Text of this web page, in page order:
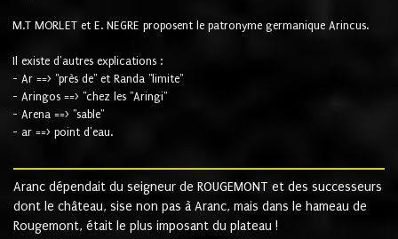
M.T MORLET et E. NEGRE proposent le patronyme germanique Arincus.
Il existe d'autres explications :
- Ar ==> "près de" et Randa "limite"
- Aringos ==> "chez les "Aringi"
- Arena ==> "sable"
- ar ==> point d'eau.
Aranc dépendait du seigneur de ROUGEMONT et des successeurs
dont le château, sise non pas à Aranc, mais dans le hameau de
Rougemont, était le plus imposant du plateau !